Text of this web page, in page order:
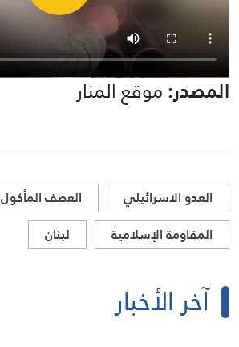
المصدر:موقع المنار
العدو الاسرائيلي
العصف المأكول
المقاومة الإسلامية
لبنان
آخر الأخبار